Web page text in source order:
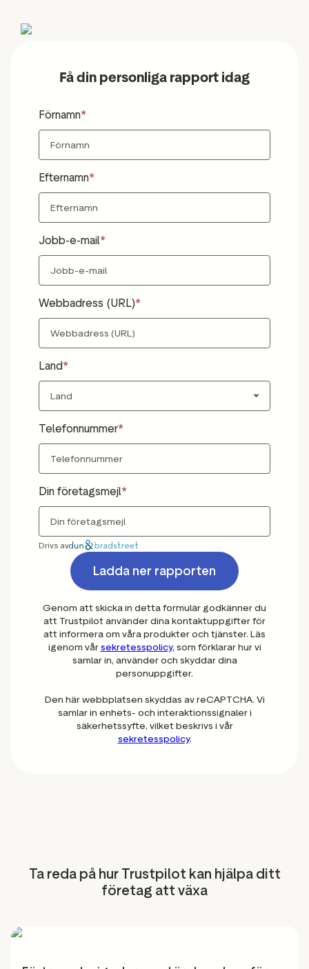
Få din personliga rapport idag
Förnamn
Efternamn
Jobb-e-mail
Webbadress (URL)
Land
Telefonnummer
Din företagsmejl
Drivs av
Ladda ner rapporten
Genom att skicka in detta formulär godkänner du
att Trustpilot använder dina kontaktuppgifter för
att informera om våra produkter och tjänster. Läs
igenom vårsekretesspolicy, som förklarar hur vi
samlar in, använder och skyddar dina
personuppgifter.
Den här webbplatsen skyddas av reCAPTCHA. Vi
samlar in enhets- och interaktionssignaler i
säkerhetssyfte, vilket beskrivs i vår
sekretesspolicy.
Ta reda på hur Trustpilot kan hjälpa ditt
företag att växa